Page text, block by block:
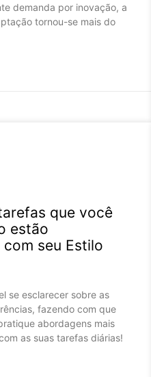
demanda por inovação, a
tornou-se mais do
que você
estão
seu Estilo
se esclarecer sobre as
fazendo com que
abordagens mais
as suas tarefas diárias!